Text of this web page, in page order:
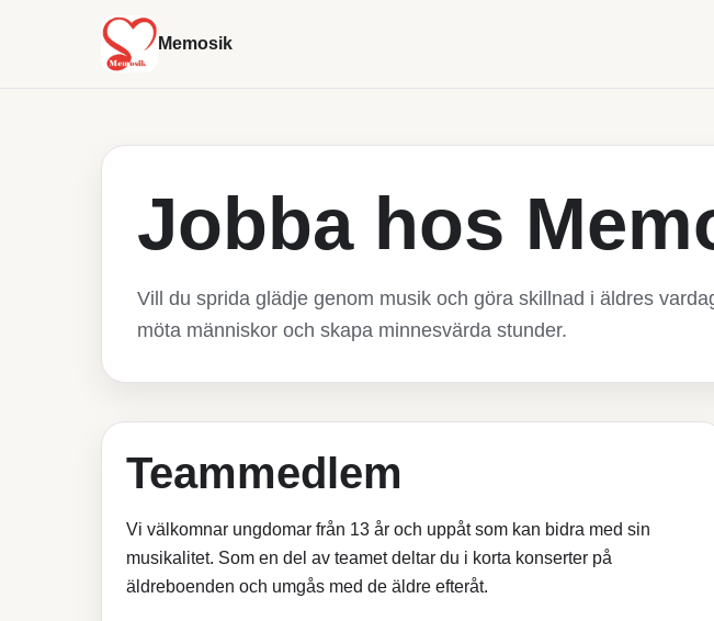
Memosik
Jobba hos
Vill du sprida glädje genom musik och göra skillnad i äldres
möta människor och skapa minnesvärda stunder.
Teammedlem
Vi välkomnar ungdomar från 13 år och uppåt som kan bidra med sin
musikalitet. Som en del av teamet deltar du i korta konserter på
äldreboenden och umgås med de äldre efteråt.